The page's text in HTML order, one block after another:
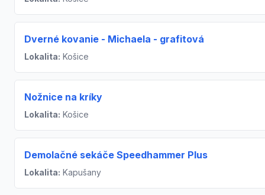
Dverné kovanie - Michaela - grafitová
Lokalita: Košice
Nožnice na kríky
Lokalita: Košice
Demolačné sekáče Speedhammer Plus
Lokalita: Kapušany